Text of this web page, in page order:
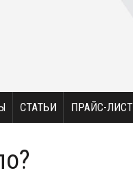
СТАТЬИ ПРАЙС-ЛИСТ